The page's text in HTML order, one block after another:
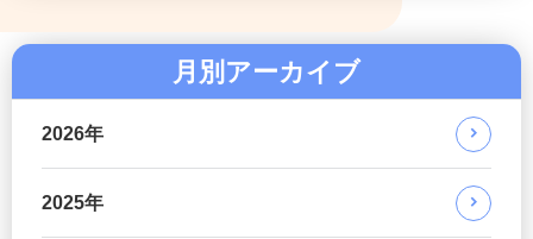
月別アーカイブ
2026年
2025年